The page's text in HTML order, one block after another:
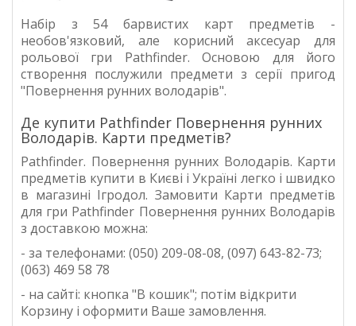
Набір з 54 барвистих карт предметів -
необов'язковий, але корисний аксесуар для
рольової гри Pathfinder. Основою для його
створення послужили предмети з серії пригод
"Повернення рунних володарів".
Де купити Pathfinder Повернення рунних
Володарів. Карти предметів?
Pathfinder. Повернення рунних Володарів. Карти
предметів купити в Києві і Україні легко і швидко
в магазині Ігродол. Замовити Карти предметів
для гри Pathfinder Повернення рунних Володарів
з доставкою можна:
- за телефонами: (050) 209-08-08, (097) 643-82-73;
(063) 469 58 78
- на сайті: кнопка "В кошик"; потім відкрити
Корзину і оформити Ваше замовлення.